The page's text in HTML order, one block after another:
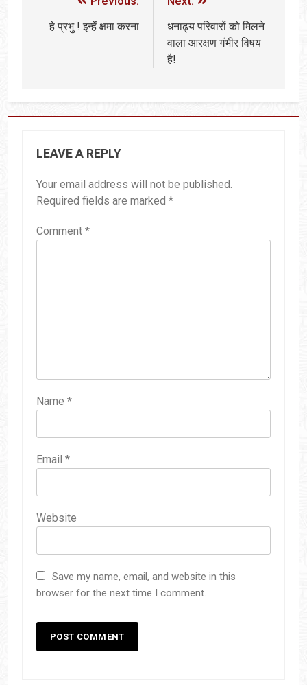
हे प्रभु ! इन्हें क्षमा करना
धनाढ्य परिवारों को मिलने
वाला आरक्षण गंभीर विषय
है!
LEAVE A REPLY
Your email address will not be published.
Required fields are marked *
Comment *
Name *
Email *
Website
Save my name, email, and website in this
browser for the next time I comment.